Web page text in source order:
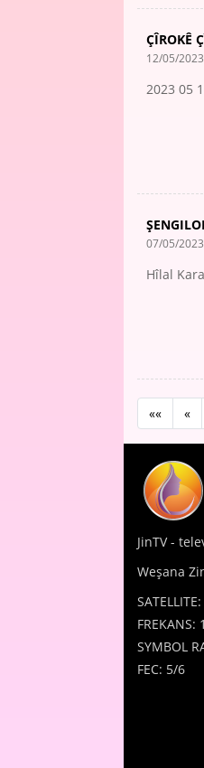
ÇÎROKÊ
12/05/2023
2023 05
07/05/2023
Hîlal
«« «
JinTV -
Weşana
SYMBOL
FEC: 5/6